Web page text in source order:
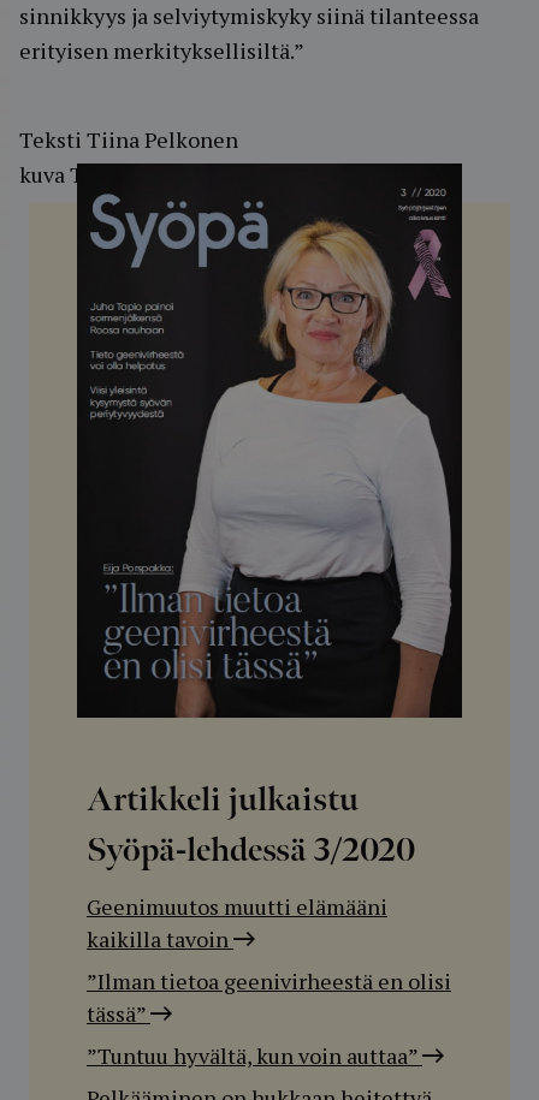
sinnikkyys ja selviytymiskyky siinä tilanteessa
erityisen merkityksellisiltä.”
Teksti Tiina Pelkonen
kuva Tomi Westerholm
Artikkeli julkaistu
Syöpä-lehdessä3/2020
Geenimuutos muutti elämääni
kaikilla tavoin
”Ilman tietoa geenivirheestä en olisi
tässä”
”Tuntuu hyvältä, kun voin auttaa”